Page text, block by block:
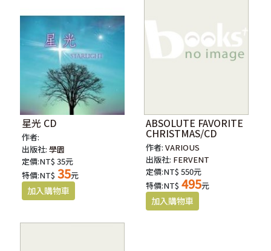
星光 CD
作者:
出版社:學園
定價:NT$ 35元
特價:NT$ 35元
ABSOLUTE FAVORITE
CHRISTMAS/CD
作者:VARIOUS
出版社: FERVENT
定價:NT$ 550元
特價:NT$ 495元